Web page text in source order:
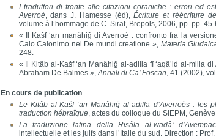
I traduttori di fronte alle citazioni coraniche : errori ed
Averroè, dans J. Hamesse (éd),Écriture et réécriture
volume à l’hommage de C. Sirat, Brepols, 2006, pp. pp.
« Il Kašf ‘an manâhiğ di Averroè : confronto fra la
Calo Calonimo nel De mundi creatione », Materia
248.
« Il Kitâb al-Kašf ‘an Manâhiğ al-adilla fī ‘aqâ’id al-milla
Abraham De Balmes »,Annali di Ca’ Foscari, 41 (2002),
En cours de publication
Le Kitâb al-Kašf ‘an Manâhiğ al-adilla d’Averroès : les
traduction hébraïque, actes du colloque du SIEPM,
La traduzione latina della Risâla al-wadâ‘
intellectuelle et les juifs dans l’Italie du sud. Direction :